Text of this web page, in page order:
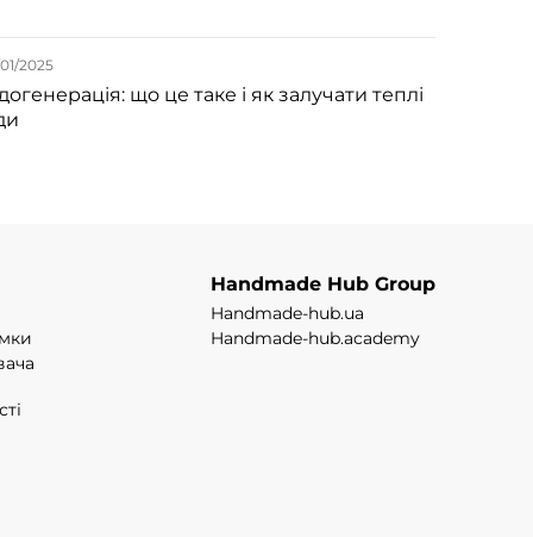
2025
що це таке і як залучати теплі
Handmade Hub Group
Handmade-hub.ua
Handmade-hub.academy